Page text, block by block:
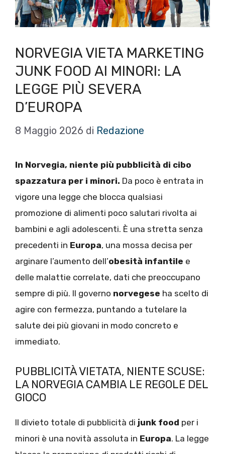
NORVEGIA VIETA MARKETING
JUNK FOOD AI MINORI: LA
LEGGE PIÙ SEVERA
D’EUROPA
8 Maggio 2026 di Redazione
In Norvegia, niente più pubblicità di cibo
spazzatura per i minori. Da poco è entrata in
vigore una legge che blocca qualsiasi
promozione di alimenti poco salutari rivolta ai
bambini e agli adolescenti. È una stretta senza
precedenti in Europa, una mossa decisa per
arginare l’aumento dell’obesità infantile e
delle malattie correlate, dati che preoccupano
sempre di più. Il governo norvegese ha scelto di
agire con fermezza, puntando a tutelare la
salute dei più giovani in modo concreto e
immediato.
PUBBLICITÀ VIETATA, NIENTE SCUSE:
LA NORVEGIA CAMBIA LE REGOLE DEL
GIOCO
Il divieto totale di pubblicità di junk food per i
minori è una novità assoluta in Europa. La legge